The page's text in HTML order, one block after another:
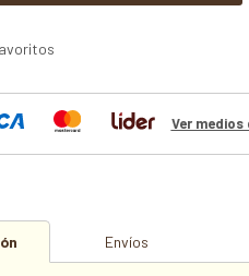
Ver medios
Envíos